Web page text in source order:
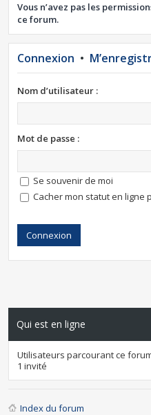
Vous n’avez pas les
ce forum.
Connexion •
Nom d’utilisateur :
Mot de passe :
Se souvenir de moi
Cacher mon statut en ligne
Qui est en ligne
Utilisateurs parcourant ce
1 invité
Index du forum